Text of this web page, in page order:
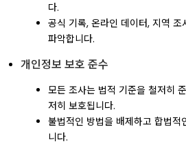
다.
공식 기록, 온라인 데이터, 지역
파악합니다.
개인정보 보호 준수
모든 조사는 법적 기준을 철저히
저히 보호됩니다.
불법적인 방법을 배제하고 합법
니다.